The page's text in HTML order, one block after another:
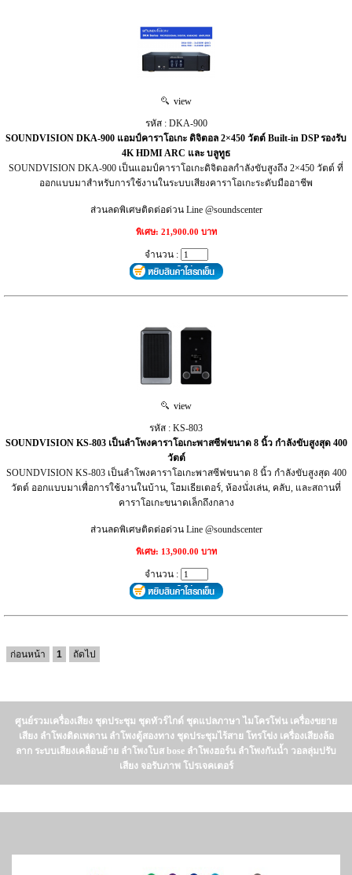
view
รหัส : DKA-900
SOUNDVISION DKA-900 แอมป์คาราโอเกะ ดิจิตอล 2×450 วัตต์ Built-in DSP รองรับ
4K HDMI ARC และ บลูทูธ
SOUNDVISION DKA-900 เป็นแอมป์คาราโอเกะดิจิตอลกำลังขับสูงถึง 2×450 วัตต์ ที่
ออกแบบมาสำหรับการใช้งานในระบบเสียงคาราโอเกะระดับมืออาชีพ
ส่วนลดพิเศษติดต่อด่วน Line @soundscenter
พิเศษ: 21,900.00 บาท
จำนวน :
view
รหัส : KS-803
SOUNDVISION KS-803 เป็นลำโพงคาราโอเกะพาสซีฟขนาด 8 นิ้ว กำลังขับสูงสุด 400
วัตต์
SOUNDVISION KS-803 เป็นลำโพงคาราโอเกะพาสซีฟขนาด 8 นิ้ว กำลังขับสูงสุด 400
วัตต์ ออกแบบมาเพื่อการใช้งานในบ้าน, โฮมเธียเตอร์, ห้องนั่งเล่น, คลับ, และสถานที่
คาราโอเกะขนาดเล็กถึงกลาง
ส่วนลดพิเศษติดต่อด่วน Line @soundscenter
พิเศษ: 13,900.00 บาท
จำนวน :
ก่อนหน้า 1 ถัดไป
ศูนย์รวมเครื่องเสียง ชุดประชุม ชุดทัวร์ไกด์ ชุดแปลภาษา ไมโครโฟน เครื่องขยาย
เสียง ลำโพงติดเพดาน ลำโพงตู้สองทาง ชุดประชุมไร้สาย โทรโข่ง เครื่องเสียงล้อ
ลาก ระบบเสียงเคลื่อนย้าย ลำโพงโบส bose ลำโพงฮอร์น ลำโพงกันน้ำ วอลลุ่มปรับ
เสียง จอรับภาพ โปรเจคเตอร์